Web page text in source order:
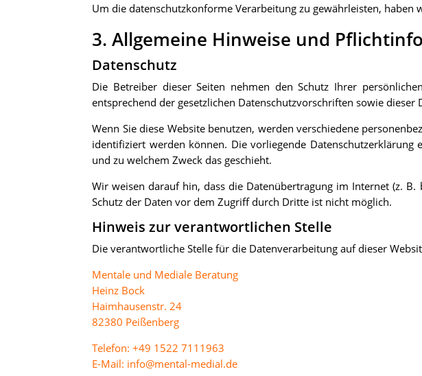
Um die datenschutzkonforme Verarbeitung zu gewährleisten,
3. Allgemeine Hinweise und
Datenschutz
Die Betreiber dieser Seiten nehmen den Schutz Ihrer
entsprechend der gesetzlichen Datenschutzvorschriften sowie dieser
Wenn Sie diese Website benutzen, werden verschiedene
identifiziert werden können. Die vorliegende
und zu welchem Zweck das geschieht.
Wir weisen darauf hin, dass die Datenübertragung im Internet (z.
Schutz der Daten vor dem Zugriff durch Dritte ist nicht möglich.
Hinweis zur verantwortlichen Stelle
Die verantwortliche Stelle für die Datenverarbeitung auf dieser
Mentale und Mediale Beratung
Heinz Bock
Haimhausenstr. 24
82380 Peißenberg
Telefon: +49 1522 7111963
E-Mail: info@mental-medial.de